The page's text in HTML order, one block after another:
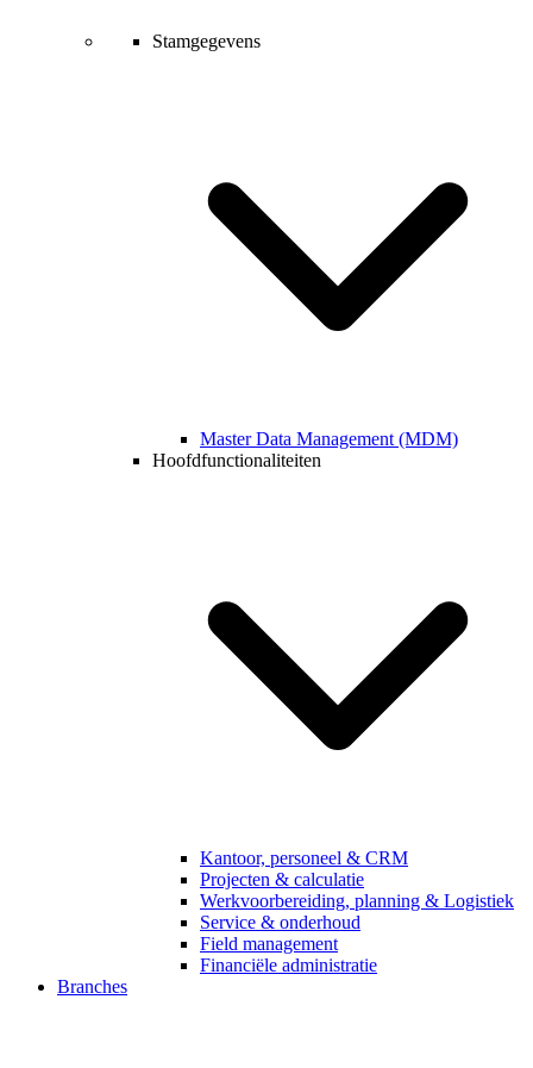
Stamgegevens
Master Data Management (MDM)
Hoofdfunctionaliteiten
Kantoor, personeel & CRM
Projecten & calculatie
Werkvoorbereiding, planning & Logistiek
Service & onderhoud
Field management
Financiële administratie
Branches